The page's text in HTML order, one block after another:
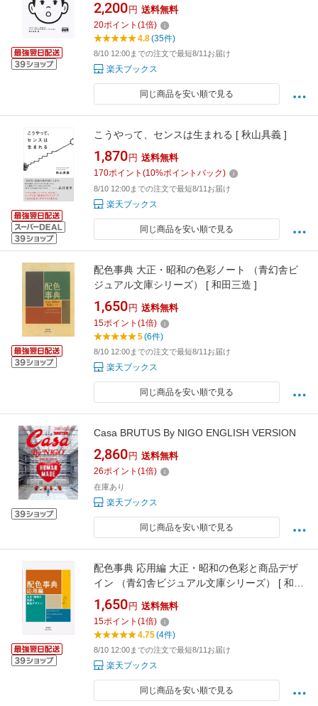
2,200 円 送料無料
20ポイント (1倍)
4.8(35件)
8/10 12:00までの注文で最短8/11お届け
楽天ブックス
同じ商品を安い順で見る
こうやって、センスは生まれる [ 秋山具義 ]
1,870 円 送料無料
170ポイント (10%ポイントバック)
8/10 12:00までの注文で最短8/11お届け
楽天ブックス
同じ商品を安い順で見る
配色事典 大正・昭和の色彩ノート （青幻舎ビ
ジュアル文庫シリーズ） [ 和田三造 ]
1,650 円 送料無料
15ポイント (1倍)
5(6件)
8/10 12:00までの注文で最短8/11お届け
楽天ブックス
同じ商品を安い順で見る
Casa BRUTUS By NIGO ENGLISH VERSION
2,860 円 送料無料
26ポイント (1倍)
在庫あり
楽天ブックス
同じ商品を安い順で見る
配色事典 応用編 大正・昭和の色彩と商品デザ
イン （青幻舎ビジュアル文庫シリーズ） [ 和田
三造 ]
1,650 円 送料無料
15ポイント (1倍)
4.75(4件)
8/10 12:00までの注文で最短8/11お届け
楽天ブックス
同じ商品を安い順で見る